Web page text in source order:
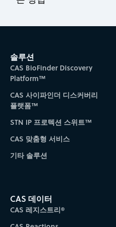
솔루션
CAS BioFinder Discovery
Platform™
CAS 사이파인더 디스커버리
플랫폼™
STN IP 프로텍션 스위트™
CAS 맞춤형 서비스
기타 솔루션
CAS 데이터
CAS 레지스트리®